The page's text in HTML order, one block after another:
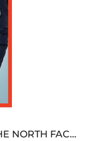
ノースフェイス 偽物 ダウン人気【THE NORTH FACE】M'S 7 SUMMIT HIM...